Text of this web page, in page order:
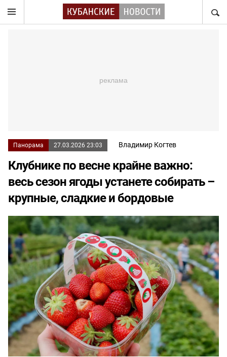
Панорама 27.03.2026 23:03 Владимир Когтев
Клубнике по весне крайне важно:
весь сезон ягоды устанете собирать –
крупные, сладкие и бордовые